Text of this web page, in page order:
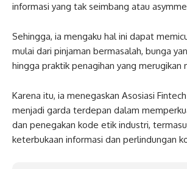
informasi yang tak seimbang atau
Sehingga, ia mengaku hal ini dapat
mulai dari pinjaman bermasalah, bunga
hingga praktik penagihan yang merugikan
Karena itu, ia menegaskan Asosiasi
menjadi garda terdepan dalam
dan penegakan kode etik industri,
keterbukaan informasi dan perlindungan